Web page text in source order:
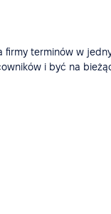
firmy terminów w
i być na